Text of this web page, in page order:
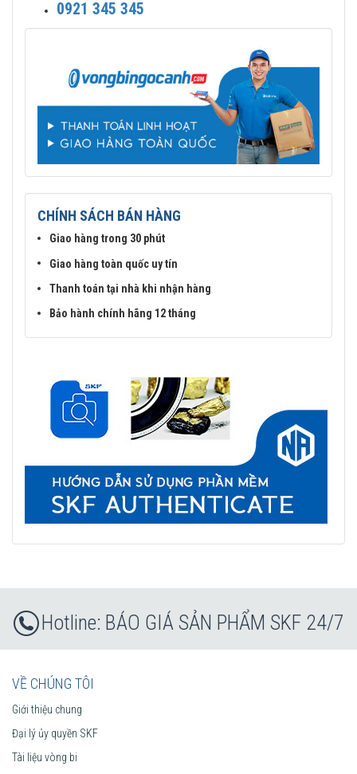
0921 345 345
CHÍNH SÁCH BÁN HÀNG
Giao hàng trong 30 phút
Giao hàng toàn quốc uy tín
Thanh toán tại nhà khi nhận hàng
Bảo hành chính hãng 12 tháng
BÁO GIÁ SẢN PHẨM SKF 24/7
VỀ CHÚNG TÔI
Giới thiệu chung
Đại lý ủy quyền SKF
Tài liệu vòng bi